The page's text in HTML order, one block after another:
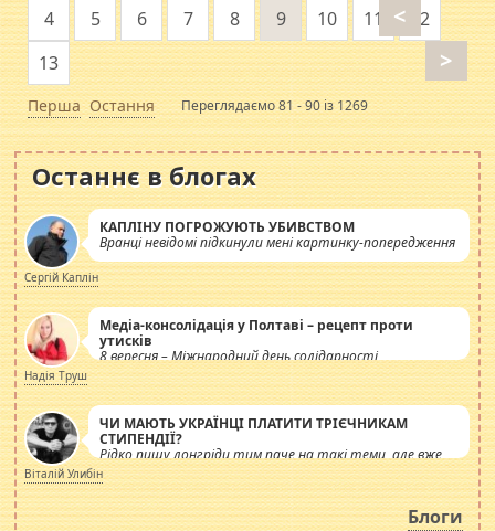
Перша
<
4 5 6 7 8 9 10 11
12
13
>
Остання Переглядаємо 81 - 90 із 1269
Останнє в блогах
КАПЛІНУ ПОГРОЖУЮТЬ УБИВСТВОМ
Вранці невідомі підкинули мені картинку-попередження
Сергій Каплін
Медіа-консолідація у Полтаві – рецепт проти
утисків
8 вересня – Міжнародний день солідарності
журналістів.
Надія Труш
ЧИ МАЮТЬ УКРАЇНЦІ ПЛАТИТИ ТРІЄЧНИКАМ
СТИПЕНДІЇ?
Рідко пишу лонгріди тим паче на такі теми, але вже
просто дістало! Обурюють сьогоднішні інсенуації
навколо стипендіального питання. Штучно
роздувається ще одна соціальна катастрофа.
Віталій Улибін
Блоги